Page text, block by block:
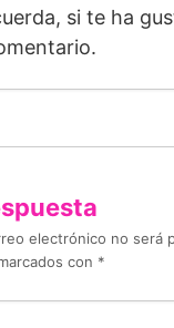
si te ha
electrónico no será
con *